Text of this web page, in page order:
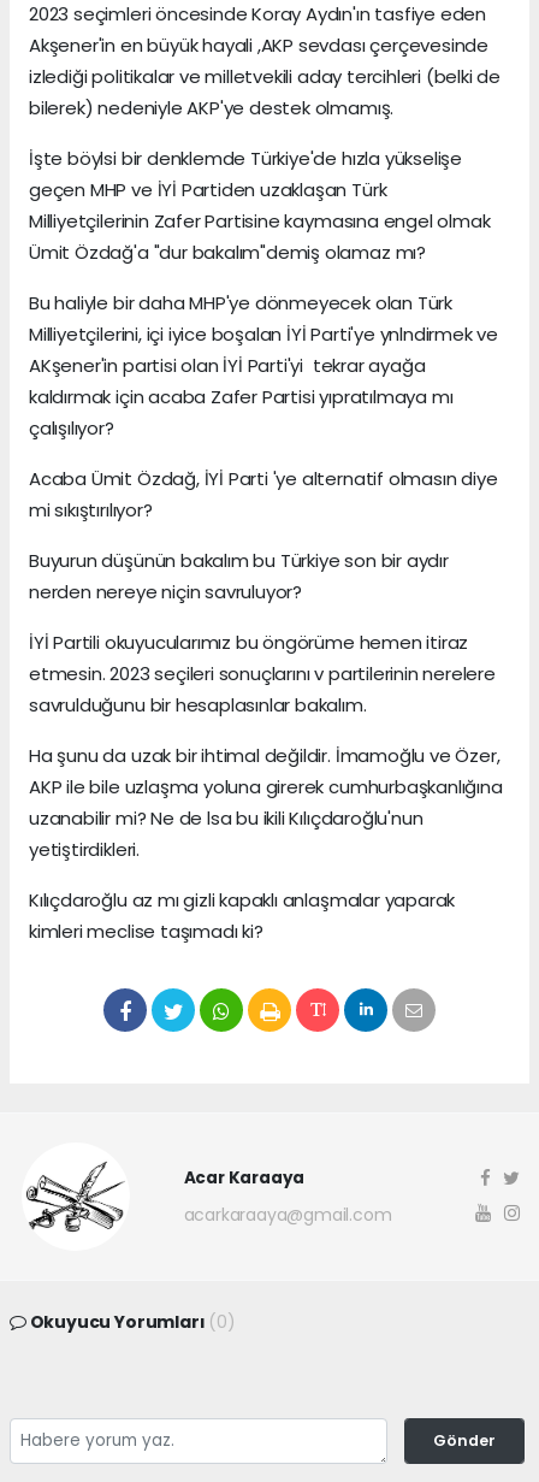
2023 seçimleri öncesinde Koray Aydın'ın tasfiye eden
Akşener'in en büyük hayali ,AKP sevdası çerçevesinde
izlediği politikalar ve milletvekili aday tercihleri (belki de
bilerek) nedeniyle AKP'ye destek olmamış.
İşte böylsi bir denklemde Türkiye'de hızla yükselişe
geçen MHP ve İYİ Partiden uzaklaşan Türk
Milliyetçilerinin Zafer Partisine kaymasına engel olmak
Ümit Özdağ'a "dur bakalım"demiş olamaz mı?
Bu haliyle bir daha MHP'ye dönmeyecek olan Türk
Milliyetçilerini, içi iyice boşalan İYİ Parti'ye ynlndirmek ve
AKşener'in partisi olan İYİ Parti'yi tekrar ayağa
kaldırmak için acaba Zafer Partisi yıpratılmaya mı
çalışılıyor?
Acaba Ümit Özdağ, İYİ Parti 'ye alternatif olmasın diye
mi sıkıştırılıyor?
Buyurun düşünün bakalım bu Türkiye son bir aydır
nerden nereye niçin savruluyor?
İYİ Partili okuyucularımız bu öngörüme hemen itiraz
etmesin. 2023 seçileri sonuçlarını v partilerinin nerelere
savrulduğunu bir hesaplasınlar bakalım.
Ha şunu da uzak bir ihtimal değildir. İmamoğlu ve Özer,
AKP ile bile uzlaşma yoluna girerek cumhurbaşkanlığına
uzanabilir mi? Ne de lsa bu ikili Kılıçdaroğlu'nun
yetiştirdikleri.
Kılıçdaroğlu az mı gizli kapaklı anlaşmalar yaparak
kimleri meclise taşımadı ki?
Acar Karaaya
acarkaraaya@gmail.com
Okuyucu Yorumları (0)
Gönder